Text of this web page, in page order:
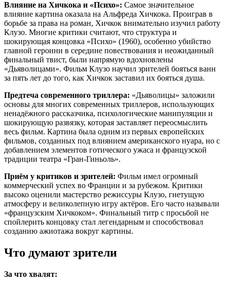
Влияние на Хичкока и «Психо»: Самое значительное
влияние картина оказала на Альфреда Хичкока. Проиграв в
борьбе за права на роман, Хичкок внимательно изучил работу
Клузо. Многие критики считают, что структура и
шокирующая концовка «Психо» (1960), особенно убийство
главной героини в середине повествования и неожиданный
финальный твист, были напрямую вдохновлены
«Дьяволицами». Фильм Клузо научил зрителей бояться ванн
за пять лет до того, как Хичкок заставил их бояться душа.
Предтеча современного триллера: «Дьяволицы» заложили
основы для многих современных триллеров, использующих
ненадёжного рассказчика, психологические манипуляции и
шокирующую развязку, которая заставляет переосмыслить
весь фильм. Картина была одним из первых европейских
фильмов, созданных под влиянием американского нуара, но с
добавлением элементов готического ужаса и французской
традиции театра «Гран-Гиньоль».
Приём у критиков и зрителей: Фильм имел огромный
коммерческий успех во Франции и за рубежом. Критики
высоко оценили мастерство режиссуры Клузо, гнетущую
атмосферу и великолепную игру актёров. Его часто называли
«французским Хичкоком». Финальный титр с просьбой не
спойлерить концовку стал легендарным и способствовал
созданию ажиотажа вокруг картины.
Что думают зрители
За что хвалят: